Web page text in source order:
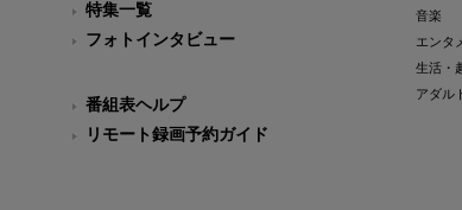
特集一覧
フォトインタビュー
番組表ヘルプ
リモート録画予約ガイド
音楽
エンタ
生活・
アダル